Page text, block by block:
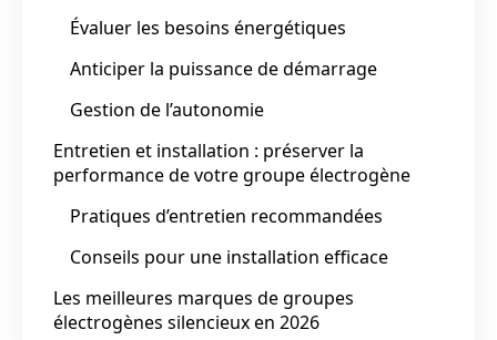
Évaluer les besoins énergétiques
Anticiper la puissance de démarrage
Gestion de l’autonomie
Entretien et installation : préserver la
performance de votre groupe électrogène
Pratiques d’entretien recommandées
Conseils pour une installation efficace
Les meilleures marques de groupes
électrogènes silencieux en 2026